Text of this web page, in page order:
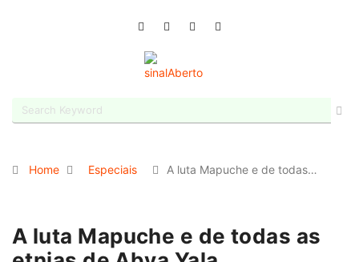
Home Especiais A luta Mapuche e de todas…
A luta Mapuche e de todas as